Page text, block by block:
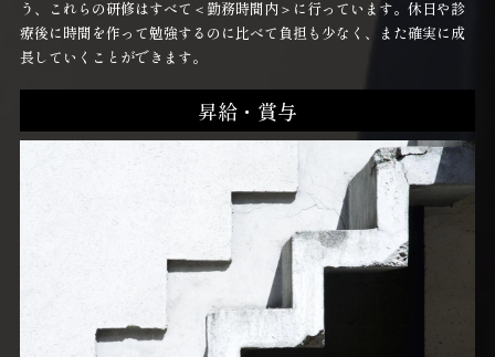
う、これらの研修はすべて＜勤務時間内＞に行っています。休日や診
療後に時間を作って勉強するのに比べて負担も少なく、また確実に成
長していくことができます。
昇給・賞与